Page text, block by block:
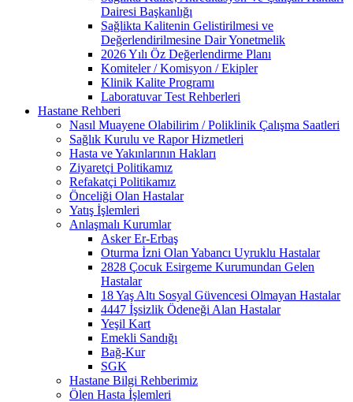
Dairesi Başkanlığı
Sağlikta Kalitenin Gelistirilmesi ve
Değerlendirilmesine Dair Yonetmelik
2026 Yılı Öz Değerlendirme Planı
Komiteler / Komisyon / Ekipler
Klinik Kalite Programı
Laboratuvar Test Rehberleri
Hastane Rehberi
Nasıl Muayene Olabilirim / Poliklinik Çalışma Saatleri
Sağlık Kurulu ve Rapor Hizmetleri
Hasta ve Yakınlarının Hakları
Ziyaretçi Politikamız
Refakatçi Politikamız
Önceliği Olan Hastalar
Yatış İşlemleri
Anlaşmalı Kurumlar
Asker Er-Erbaş
Oturma İzni Olan Yabancı Uyruklu Hastalar
2828 Çocuk Esirgeme Kurumundan Gelen
Hastalar
18 Yaş Altı Sosyal Güvencesi Olmayan Hastalar
4447 İşsizlik Ödeneği Alan Hastalar
Yeşil Kart
Emekli Sandığı
Bağ-Kur
SGK
Hastane Bilgi Rehberimiz
Ölen Hasta İşlemleri